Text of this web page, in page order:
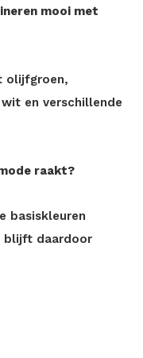
mooi met
olijfgroen,
en verschillende
raakt?
basiskleuren
blijft daardoor